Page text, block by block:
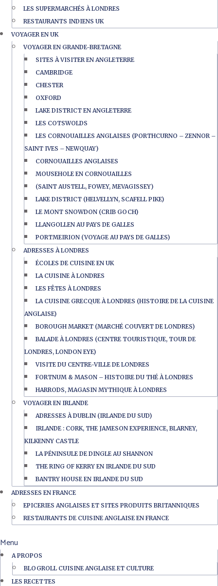
LES SUPERMARCHÉS À LONDRES
RESTAURANTS INDIENS UK
VOYAGER EN UK
VOYAGER EN GRANDE-BRETAGNE
SITES À VISITER EN ANGLETERRE
CAMBRIDGE
CHESTER
OXFORD
LAKE DISTRICT EN ANGLETERRE
LES COTSWOLDS
LES CORNOUAILLES ANGLAISES (PORTHCURNO – ZENNOR –
SAINT IVES – NEWQUAY)
CORNOUAILLES ANGLAISES
MOUSEHOLE EN CORNOUAILLES
(SAINT AUSTELL, FOWEY, MEVAGISSEY)
LAKE DISTRICT (HELVELLYN, SCAFELL PIKE)
LE MONT SNOWDON (CRIB GOCH)
LLANGOLLEN AU PAYS DE GALLES
PORTMEIRION (VOYAGE AU PAYS DE GALLES)
ADRESSES À LONDRES
ÉCOLES DE CUISINE EN UK
LA CUISINE À LONDRES
LES FÊTES À LONDRES
LA CUISINE GRECQUE À LONDRES (HISTOIRE DE LA CUISINE
ANGLAISE)
BOROUGH MARKET (MARCHÉ COUVERT DE LONDRES)
BALADE À LONDRES (CENTRE TOURISTIQUE, TOUR DE
LONDRES, LONDON EYE)
VISITE DU CENTRE-VILLE DE LONDRES
FORTNUM & MASON – HISTOIRE DU THÉ À LONDRES
HARRODS, MAGASIN MYTHIQUE À LONDRES
VOYAGER EN IRLANDE
ADRESSES À DUBLIN (IRLANDE DU SUD)
IRLANDE : CORK, THE JAMESON EXPERIENCE, BLARNEY,
KILKENNY CASTLE
LA PÉNINSULE DE DINGLE AU SHANNON
THE RING OF KERRY EN IRLANDE DU SUD
BANTRY HOUSE EN IRLANDE DU SUD
ADRESSES EN FRANCE
EPICERIES ANGLAISES ET SITES PRODUITS BRITANNIQUES
RESTAURANTS DE CUISINE ANGLAISE EN FRANCE
Menu
A PROPOS
BLOGROLL CUISINE ANGLAISE ET CULTURE
LES RECETTES